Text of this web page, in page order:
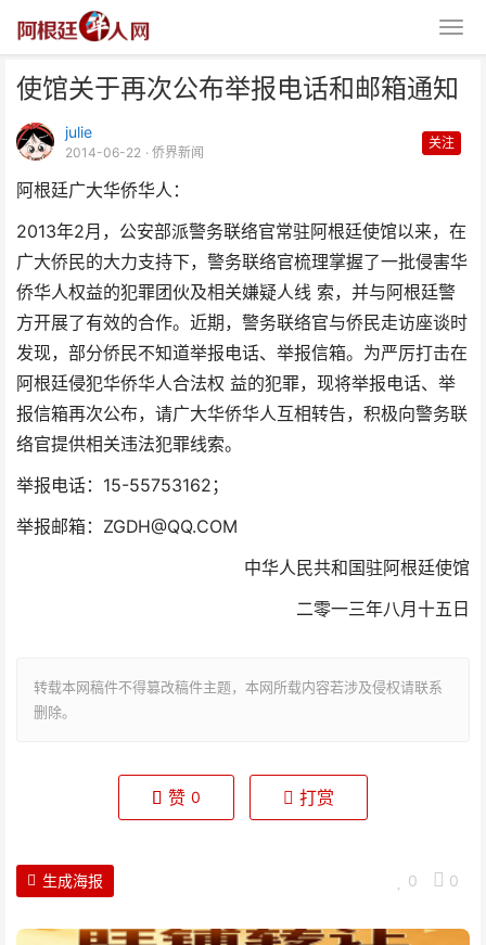
使馆关于再次公布举报电话和邮箱通知
julie
2014-06-22 · 侨界新闻
关注
阿根廷广大华侨华人：
2013年2月，公安部派警务联络官常驻阿根廷使馆以来，在
广大侨民的大力支持下，警务联络官梳理掌握了一批侵害华
侨华人权益的犯罪团伙及相关嫌疑人线 索，并与阿根廷警
方开展了有效的合作。近期，警务联络官与侨民走访座谈时
发现，部分侨民不知道举报电话、举报信箱。为严厉打击在
阿根廷侵犯华侨华人合法权 益的犯罪，现将举报电话、举
报信箱再次公布，请广大华侨华人互相转告，积极向警务联
络官提供相关违法犯罪线索。
举报电话：15-55753162；
举报邮箱：ZGDH@QQ.COM
中华人民共和国驻阿根廷使馆
二零一三年八月十五日
转载本网稿件不得篡改稿件主题，本网所载内容若涉及侵权请联系
删除。
使馆关于再次公布举报电话和邮箱
通知
赞 0 打赏
0 0
生成海报